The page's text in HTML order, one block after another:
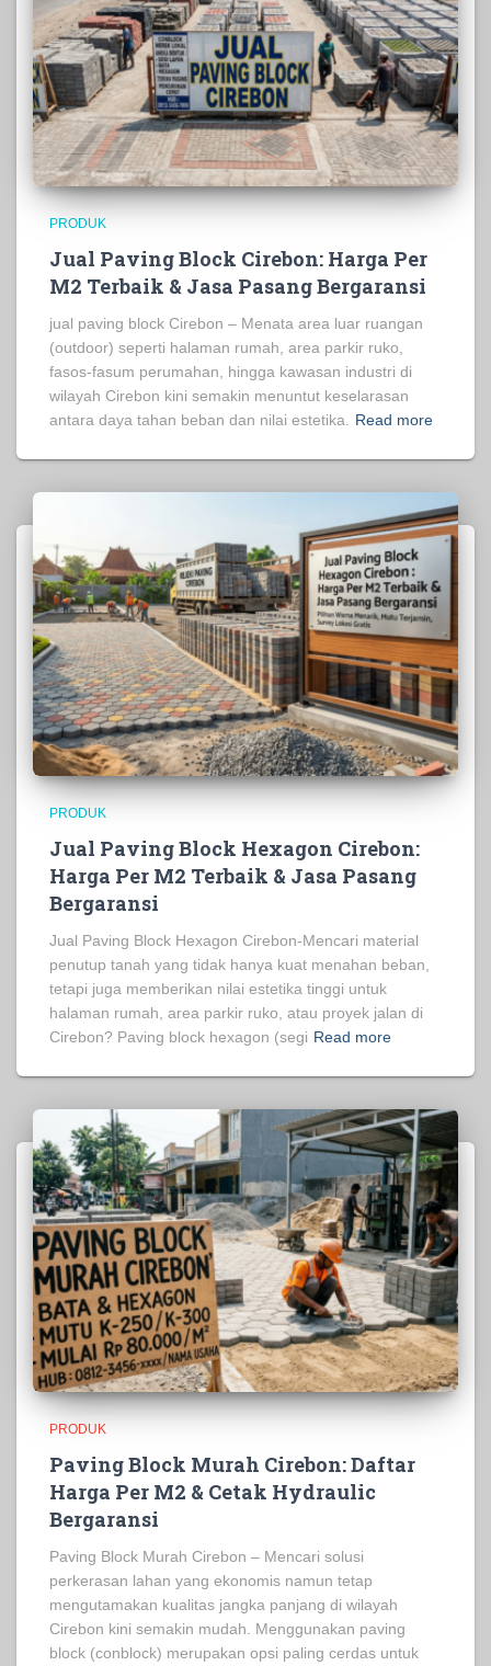
PRODUK
Jual Paving Block Cirebon: Harga Per
M2 Terbaik & Jasa Pasang Bergaransi
jual paving block Cirebon – Menata area luar ruangan
(outdoor) seperti halaman rumah, area parkir ruko,
fasos-fasum perumahan, hingga kawasan industri di
wilayah Cirebon kini semakin menuntut keselarasan
antara daya tahan beban dan nilai estetika.
Read more
PRODUK
Jual Paving Block Hexagon Cirebon:
Harga Per M2 Terbaik & Jasa Pasang
Bergaransi
Jual Paving Block Hexagon Cirebon-Mencari material
penutup tanah yang tidak hanya kuat menahan beban,
tetapi juga memberikan nilai estetika tinggi untuk
halaman rumah, area parkir ruko, atau proyek jalan di
Cirebon? Paving block hexagon (segi Read more
PRODUK
Paving Block Murah Cirebon: Daftar
Harga Per M2 & Cetak Hydraulic
Bergaransi
Paving Block Murah Cirebon – Mencari solusi
perkerasan lahan yang ekonomis namun tetap
mengutamakan kualitas jangka panjang di wilayah
Cirebon kini semakin mudah. Menggunakan paving
block (conblock) merupakan opsi paling cerdas untuk